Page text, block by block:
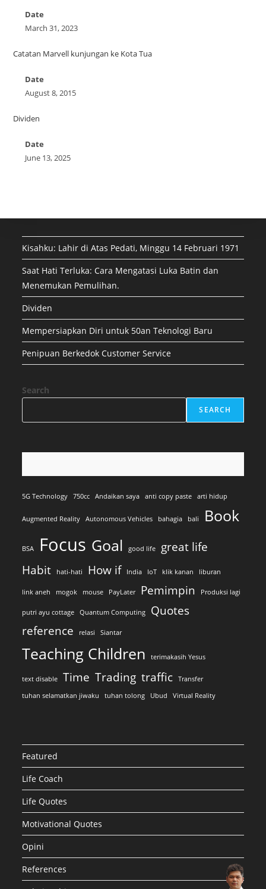
Date
March 31, 2023
Catatan Marvell kunjungan ke Kota Tua
Date
August 8, 2015
Dividen
Date
June 13, 2025
Kisahku: Lahir di Atas Pedati, Minggu 14 Februari 1971
Saat Hati Terluka: Cara Mengatasi Luka Batin dan
Menemukan Pemulihan.
Dividen
Mempersiapkan Diri untuk 50an Teknologi Baru
Penipuan Berkedok Customer Service
Search
SEARCH
5G Technology 750cc Andaikan saya anti copy paste arti hidup
Augmented Reality Autonomous Vehicles bahagia bali Book
BSA Focus Goal good life
great life
Habit
hati-hati How if India IoT klik kanan liburan
link aneh mogok mouse PayLater Pemimpin Produksi lagi
putri ayu cottage Quantum Computing
Quotes
reference
relasi Siantar
Teaching Children terimakasih Yesus
text disable Time Trading traffic
Transfer
tuhan selamatkan jiwaku
tuhan tolong Ubud Virtual Reality
Featured
Life Coach
Life Quotes
Motivational Quotes
Opini
References